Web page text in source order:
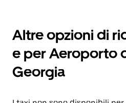
Altre opzioni di
e per Aeroporto
Georgia